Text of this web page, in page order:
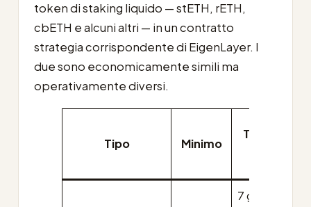
token di staking liquido — stETH, rETH,
cbETH e alcuni altri — in un contratto
strategia corrispondente di EigenLayer. I
due sono economicamente simili ma
operativamente diversi.
Tipo Minimo
Tempo di
7 giorni EL